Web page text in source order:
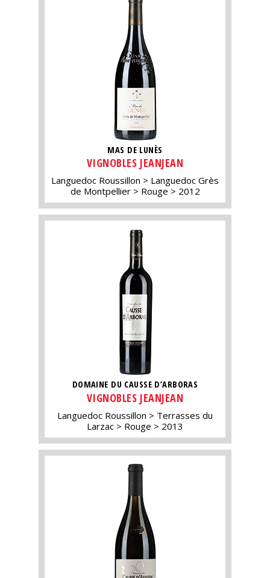
MAS DE LUNÈS
VIGNOBLES JEANJEAN
Languedoc Roussillon
Languedoc Grès
de Montpellier
Rouge 2012
DOMAINE DU CAUSSE D’ARBORAS
VIGNOBLES JEANJEAN
Languedoc Roussillon
Terrasses du
Larzac
Rouge 2013